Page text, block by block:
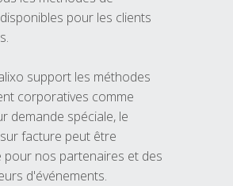
pour les clients
support les méthodes
corporatives comme
demande spéciale, le
facture peut être
pour nos partenaires et des
d'événements.